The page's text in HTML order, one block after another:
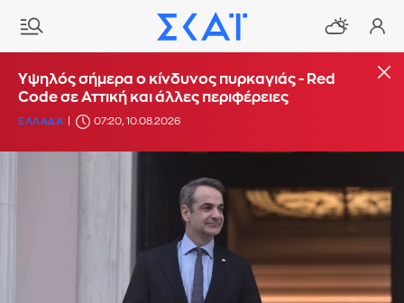
Υψηλός σήμερα ο κίνδυνος πυρκαγιάς - Red
Code σε Αττική και άλλες περιφέρειες
ΕΛΛΑΔΑ 07:20, 10.08.2026